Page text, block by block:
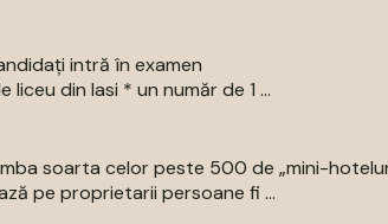
intră în examen
din Iasi * un număr de 1 ...
soarta celor peste 500 de „mini-
pe proprietarii persoane fi ...